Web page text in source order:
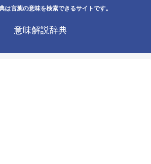
は言葉の意味を検索できるサイトです。
意味解説辞典